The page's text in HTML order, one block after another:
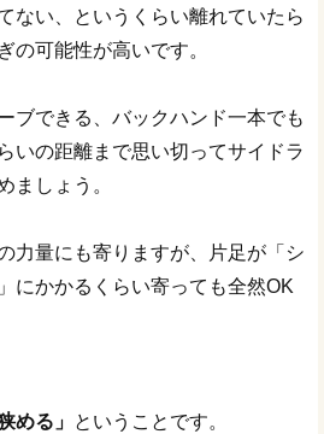
ない、というくらい離れていたら
の可能性が高いです。
ブできる、バックハンド一本でも
いの距離まで思い切ってサイドラ
ましょう。
力量にも寄りますが、片足が「シ
にかかるくらい寄っても全然OK
める」 ということです。